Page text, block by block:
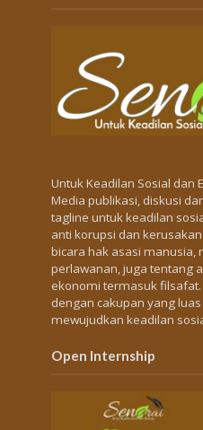
Untuk Keadilan Sosial dan
Media publikasi, diskusi
tagline untuk keadilan
anti korupsi dan
bicara hak asasi manusia,
perlawanan, juga tentang
ekonomi termasuk
dengan cakupan yang
mewujudkan keadilan
Open Internship